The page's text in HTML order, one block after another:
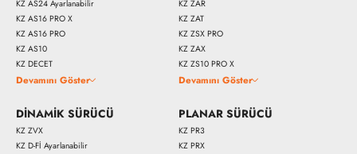
KZ AS24 Ayarlanabilir
KZ AS16 PRO X
KZ AS16 PRO
KZ AS10
KZ DECET
Devamını Göster
KZ ZAR
KZ ZAT
KZ ZSX PRO
KZ ZAX
KZ ZS10 PRO X
Devamını Göster
DİNAMİK SÜRÜCÜ
KZ ZVX
KZ D-Fİ Ayarlanabilir
PLANAR SÜRÜCÜ
KZ PR3
KZ PRX